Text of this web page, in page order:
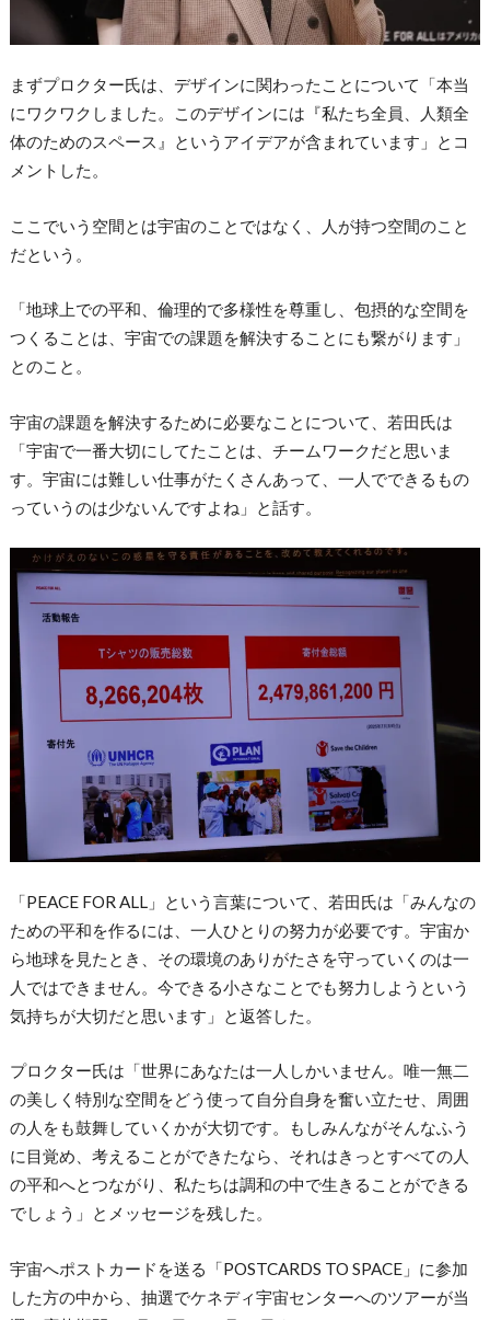
まずプロクター氏は、デザインに関わったことについて「本当
にワクワクしました。このデザインには『私たち全員、人類全
体のためのスペース』というアイデアが含まれています」とコ
メントした。
ここでいう空間とは宇宙のことではなく、人が持つ空間のこと
だという。
「地球上での平和、倫理的で多様性を尊重し、包摂的な空間を
つくることは、宇宙での課題を解決することにも繋がります」
とのこと。
宇宙の課題を解決するために必要なことについて、若田氏は
「宇宙で一番大切にしてたことは、チームワークだと思いま
す。宇宙には難しい仕事がたくさんあって、一人でできるもの
っていうのは少ないんですよね」と話す。
「PEACE FOR ALL」という言葉について、若田氏は「みんなの
ための平和を作るには、一人ひとりの努力が必要です。宇宙か
ら地球を見たとき、その環境のありがたさを守っていくのは一
人ではできません。今できる小さなことでも努力しようという
気持ちが大切だと思います」と返答した。
プロクター氏は「世界にあなたは一人しかいません。唯一無二
の美しく特別な空間をどう使って自分自身を奮い立たせ、周囲
の人をも鼓舞していくかが大切です。もしみんながそんなふう
に目覚め、考えることができたなら、それはきっとすべての人
の平和へとつながり、私たちは調和の中で生きることができる
でしょう」とメッセージを残した。
宇宙へポストカードを送る「POSTCARDS TO SPACE」に参加
した方の中から、抽選でケネディ宇宙センターへのツアーが当